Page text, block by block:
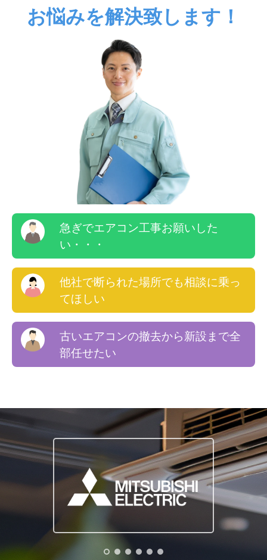
お悩みを解決致します！
急ぎでエアコン工事お願いした
い・・・
他社で断られた場所でも相談に乗っ
てほしい
古いエアコンの撤去から新設まで全
部任せたい